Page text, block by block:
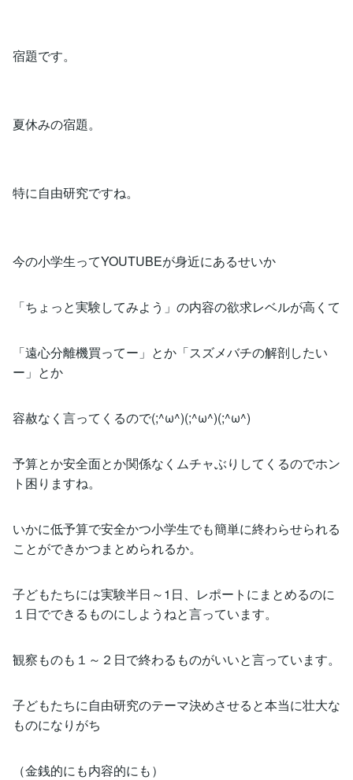
宿題です。
夏休みの宿題。
特に自由研究ですね。
今の小学生ってYOUTUBEが身近にあるせいか
「ちょっと実験してみよう」の内容の欲求レベルが高くて
「遠心分離機買ってー」とか「スズメバチの解剖したい
ー」とか
容赦なく言ってくるので(;^ω^)(;^ω^)(;^ω^)
予算とか安全面とか関係なくムチャぶりしてくるのでホン
ト困りますね。
いかに低予算で安全かつ小学生でも簡単に終わらせられる
ことができかつまとめられるか。
子どもたちには実験半日～1日、レポートにまとめるのに
１日でできるものにしようねと言っています。
観察ものも１～２日で終わるものがいいと言っています。
子どもたちに自由研究のテーマ決めさせると本当に壮大な
ものになりがち
（金銭的にも内容的にも）